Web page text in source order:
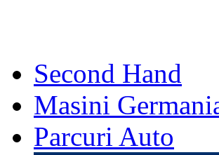
Second Hand
Masini
Parcuri Auto